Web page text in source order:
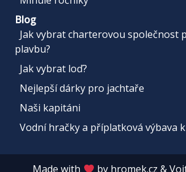
Blog
Jak vybrat charterovou společnost
plavbu?
Jak vybrat loď?
Nejlepší dárky pro jachtaře
Naši kapitáni
Vodní hračky a příplatková výbava
Made with by hromek.cz &